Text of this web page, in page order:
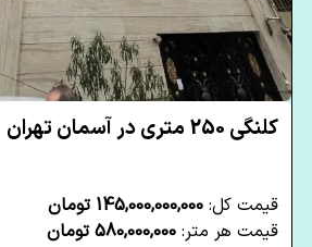
کلنگی 250 متری در آسمان تهران
قیمت کل: 145,000,000,000 تومان
قیمت هر متر: 580,000,000 تومان